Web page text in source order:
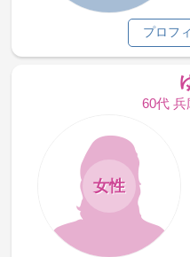
プロフ
60代 兵
女性